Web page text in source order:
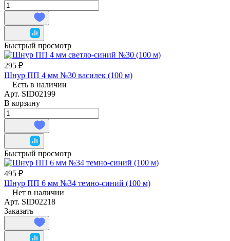
Быстрый просмотр
295 ₽
Шнур ПП 4 мм №30 василек (100 м)
Есть в наличии
Арт. SID02199
В корзину
Быстрый просмотр
495 ₽
Шнур ПП 6 мм №34 темно-синий (100 м)
Нет в наличии
Арт. SID02218
Заказать